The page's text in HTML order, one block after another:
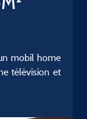
mobil home
télévision et